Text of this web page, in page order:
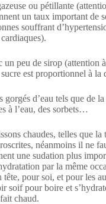
ou pétillante
un taux important de
souffrant
un peu de sirop (attention
est proportionnel à la
d’eau tels que de la
à l’eau, des sorbets…
chaudes, telles que la
néanmoins il ne
une sudation plus
par la même
tête, pour soi, et pour les
soif pour boire et
chaud.